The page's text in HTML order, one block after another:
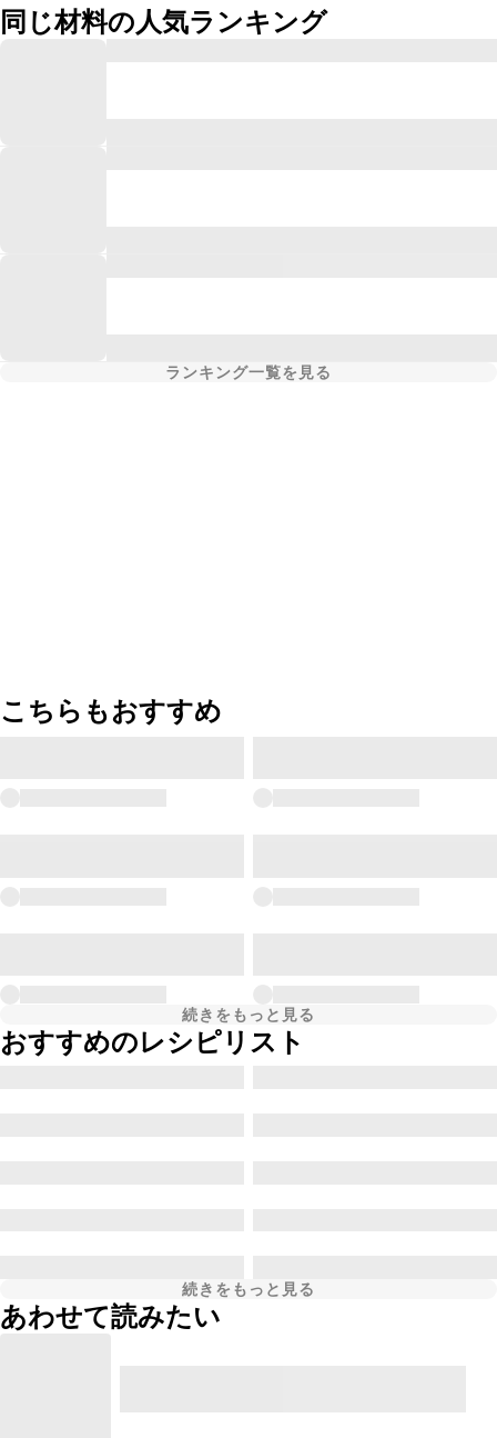
同じ材料の人気ランキング
ランキング一覧を見る
こちらもおすすめ
続きをもっと見る
おすすめのレシピリスト
続きをもっと見る
あわせて読みたい